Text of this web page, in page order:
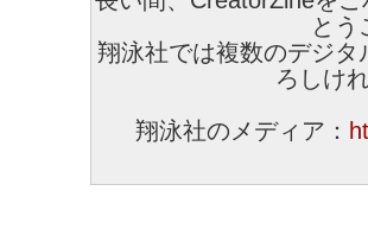
とう
翔泳社では複数のデジ
ろしけ
翔泳社のメディア：